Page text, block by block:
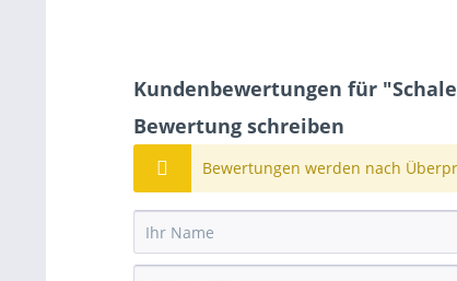
Kundenbewertungen für
Bewertung schreiben
Bewertungen werden nach